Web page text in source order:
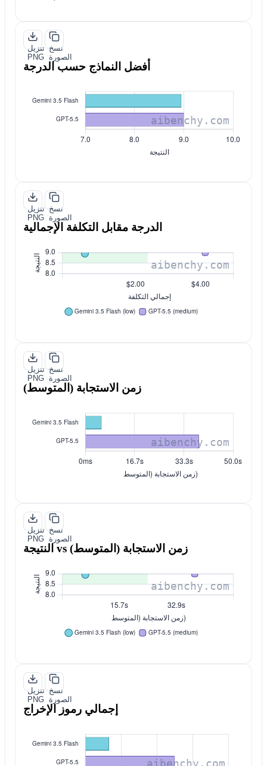
تنزيل
PNG
نسخ
الصورة
أفضل النماذج حسب الدرجة
تنزيل
PNG
نسخ
الصورة
الدرجة مقابل التكلفة الإجمالية
تنزيل
PNG
نسخ
الصورة
زمن الاستجابة (المتوسط)
تنزيل
PNG
نسخ
الصورة
النتيجة vs زمن الاستجابة (المتوسط)
تنزيل
PNG
نسخ
الصورة
إجمالي رموز الإخراج